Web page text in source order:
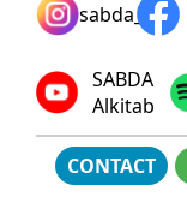
sabda_ylsa
SABDA
Alkitab
CONTACT